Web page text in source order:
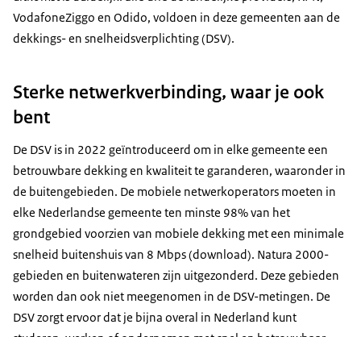
VodafoneZiggo en Odido, voldoen in deze gemeenten aan de
dekkings- en snelheidsverplichting (DSV).
Sterke netwerkverbinding, waar je ook
bent
De DSV is in 2022 geïntroduceerd om in elke gemeente een
betrouwbare dekking en kwaliteit te garanderen, waaronder in
de buitengebieden. De mobiele netwerkoperators moeten in
elke Nederlandse gemeente ten minste 98% van het
grondgebied voorzien van mobiele dekking met een minimale
snelheid buitenshuis van 8 Mbps (download). Natura 2000-
gebieden en buitenwateren zijn uitgezonderd. Deze gebieden
worden dan ook niet meegenomen in de DSV-metingen. De
DSV zorgt ervoor dat je bijna overal in Nederland kunt